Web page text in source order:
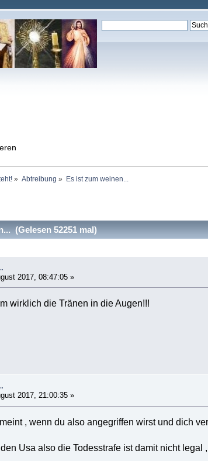
» Abtreibung » Es ist zum weinen...
(Gelesen 52251 mal)
2017, 08:47:05 »
wirklich die Tränen in die Augen!!!
2017, 21:00:35 »
, wenn du also angegriffen wirst und dich
Usa also die Todesstrafe ist damit nicht